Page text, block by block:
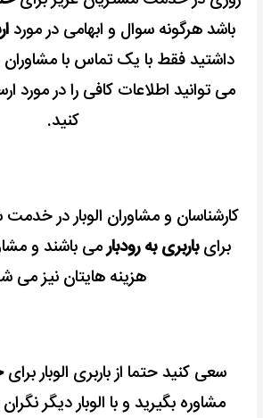
باشد هرگونه سوال و ابهامی در مورد
داشتید فقط با یک تماس با مشاوران و
می توانید اطلاعات کافی را در مورد
کنید.
کارشناسان و مشاوران الوبار در
برایباربری به رودبارمی باشند و
هزینه هایتان نیز می
سعی کنید حتما از باربری الوبار برای
مشاوره بگیرید و با الوبار دیگر